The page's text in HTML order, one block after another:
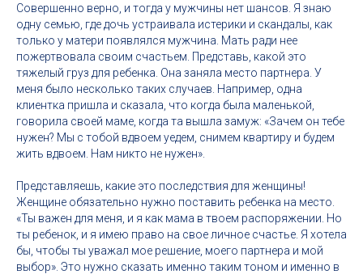
Совершенно верно, и тогда у мужчины нет шансов. Я знаю
одну семью, где дочь устраивала истерики и скандалы, как
только у матери появлялся мужчина. Мать ради нее
пожертвовала своим счастьем. Представь, какой это
тяжелый груз для ребенка. Она заняла место партнера. У
меня было несколько таких случаев. Например, одна
клиентка пришла и сказала, что когда была маленькой,
говорила своей маме, когда та вышла замуж: «Зачем он тебе
нужен? Мы с тобой вдвоем уедем, снимем квартиру и будем
жить вдвоем. Нам никто не нужен».
Представляешь, какие это последствия для женщины!
Женщине обязательно нужно поставить ребенка на место.
«Ты важен для меня, и я как мама в твоем распоряжении. Но
ты ребенок, и я имею право на свое личное счастье. Я хотела
бы, чтобы ты уважал мое решение, моего партнера и мой
выбор». Это нужно сказать именно таким тоном и именно в